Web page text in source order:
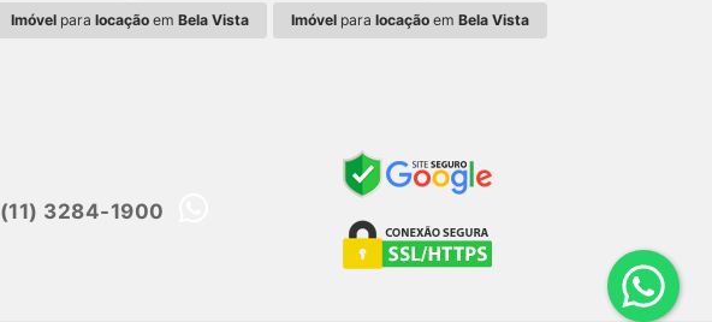
Imóvelpara locaçãoem Bela Vista Imóvel paralocação emBela Vista
(11) 3284-1900